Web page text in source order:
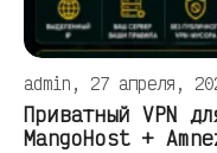
admin, 27 апреля,
Приватный VPN
MangoHost +